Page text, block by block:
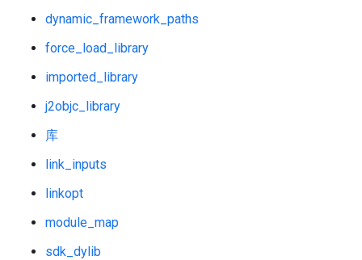
dynamic_framework_paths
force_load_library
imported_library
j2objc_library
库
link_inputs
linkopt
module_map
sdk_dylib